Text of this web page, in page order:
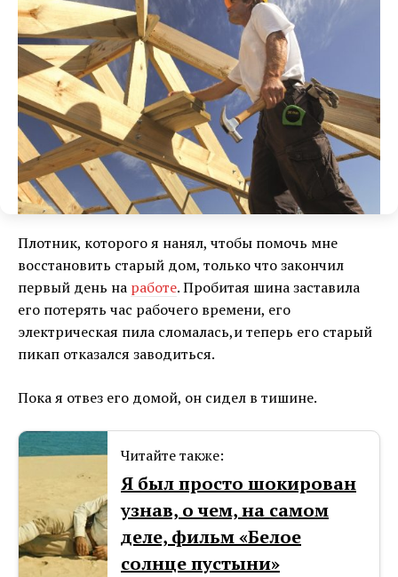
Плотник, которого я нанял, чтобы помочь мне
восстановить старый дом, только что закончил
первый день на работе. Пробитая шина заставила
его потерять час рабочего времени, его
электрическая пила сломалась,и теперь его старый
пикап отказался заводиться.
Пока я отвез его домой, он сидел в тишине.
Читайте также:
Я был просто шокирован
узнав, о чем, на самом
деле, фильм «Белое
солнце пустыни»